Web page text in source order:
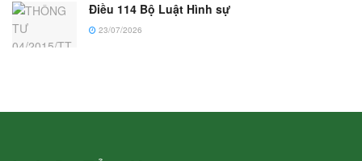
Điều 114 Bộ Luật Hình sự
23/07/2026